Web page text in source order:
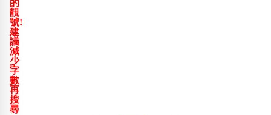
的
靚
號!
建
議
減
少
字
數
再
搜
尋